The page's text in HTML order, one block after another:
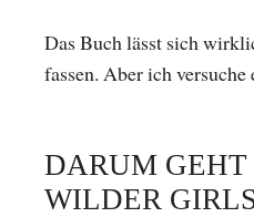
Das Buch lässt sich
fassen. Aber ich versuche
DARUM GEHT
WILDER